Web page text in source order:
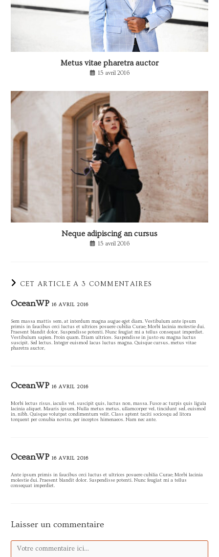
Metus vitae pharetra auctor
15 avril 2016
Neque adipiscing an cursus
15 avril 2016
CET ARTICLE A 3 COMMENTAIRES
OceanWP 16 AVRIL 2016
Sem massa mattis sem, at interdum magna augue eget diam. Vestibulum ante ipsum
primis in faucibus orci luctus et ultrices posuere cubilia Curae; Morbi lacinia molestie dui.
Praesent blandit dolor. Suspendisse potenti. Nunc feugiat mi a tellus consequat imperdiet.
Vestibulum sapien. Proin quam. Etiam ultrices. Suspendisse in justo eu magna luctus
suscipit. Sed lectus. Integer euismod lacus luctus magna. Quisque cursus, metus vitae
pharetra auctor,
OceanWP 16 AVRIL 2016
Morbi lectus risus, iaculis vel, suscipit quis, luctus non, massa. Fusce ac turpis quis ligula
lacinia aliquet. Mauris ipsum. Nulla metus metus, ullamcorper vel, tincidunt sed, euismod
in, nibh. Quisque volutpat condimentum velit. Class aptent taciti sociosqu ad litora
torquent per conubia nostra, per inceptos himenaeos. Nam nec ante.
OceanWP 16 AVRIL 2016
Ante ipsum primis in faucibus orci luctus et ultrices posuere cubilia Curae; Morbi lacinia
molestie dui. Praesent blandit dolor. Suspendisse potenti. Nunc feugiat mi a tellus
consequat imperdiet.
Laisser un commentaire
Comment